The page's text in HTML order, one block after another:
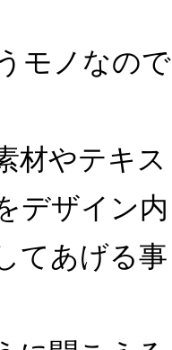
モノなので
材やテキス
デザイン内
てあげる事